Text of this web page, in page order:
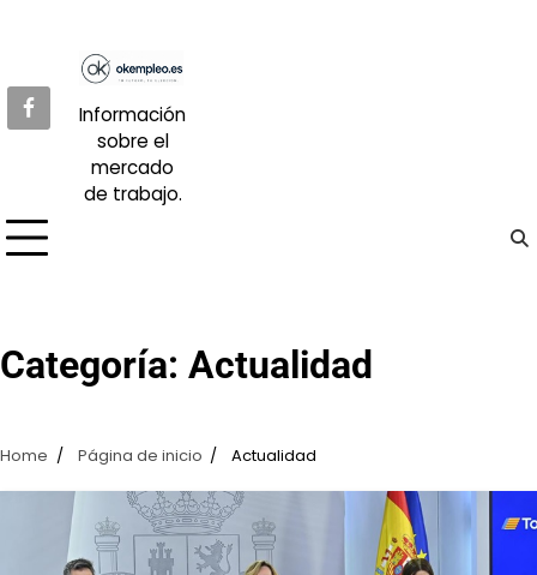
Información
sobre el
mercado
de trabajo.
Categoría: Actualidad
Home Página de inicio Actualidad